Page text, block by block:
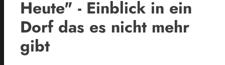
Heute" - Einblick in ein
Dorf das es nicht mehr
gibt